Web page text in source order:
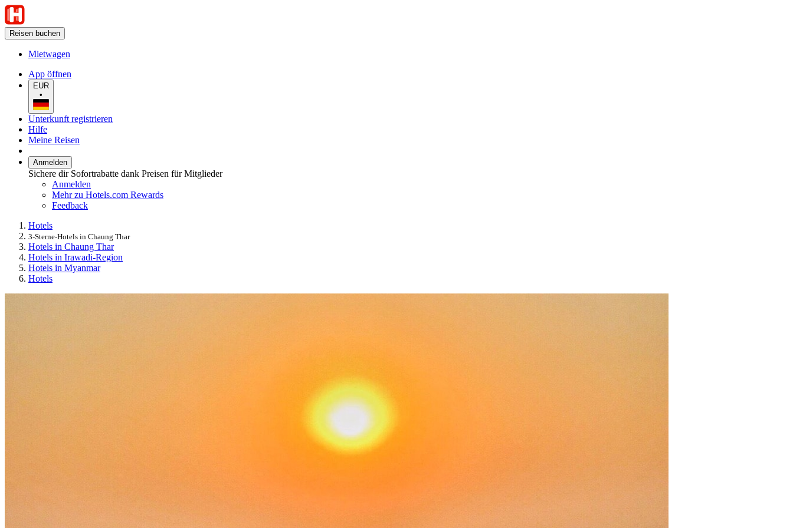
Reisen buchen
Mietwagen
App öffnen
EUR
•
Unterkunft registrieren
Hilfe
Meine Reisen
Anmelden
Sichere dir Sofortrabatte dank Preisen für Mitglieder
Anmelden
Mehr zu Hotels.com Rewards
Feedback
Hotels
3-Sterne-Hotels in Chaung Thar
Hotels in Chaung Thar
Hotels in Irawadi-Region
Hotels in Myanmar
Hotels